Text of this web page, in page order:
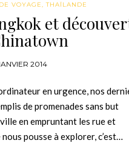
VOYAGE,THAÏLANDE
et
2014
en urgence, nos
de promenades sans but
en empruntant les rue et
pousse à explorer, c’est…